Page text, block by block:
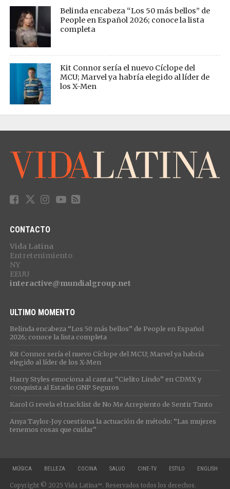
Belinda encabeza “Los 50 más bellos” de
People en Español 2026; conoce la lista
completa
Kit Connor sería el nuevo Cíclope del
MCU; Marvel ya habría elegido al líder de
los X-Men
CONTACTO
Vida Latina
Entretenimiento
NY
EEUU
interactive@mundialgroup.net
ULTIMO MOMENTO
Belinda encabeza “Los 50 más bellos” de People en Español
2026; conoce la lista completa
Kit Connor sería el nuevo Cíclope del MCU; Marvel ya habría
elegido al líder de los X-Men
Harry Styles emociona al cantar “Cielito Lindo” en CDMX y
conquista al Estadio GNP Seguros
Karol G revela el tracklist de No Me Arrepiento de Sentir Tanto
Anya Taylor-Joy cuestiona la actuación de método: “Las mujeres
tenemos cosas que cuidar”
MÚSICA BELLEZA COCINA SALUD CINE-TV ESTILO ENGLISH
Copyright © 2025 Vida Latina℠. Reservados todos los derechos.